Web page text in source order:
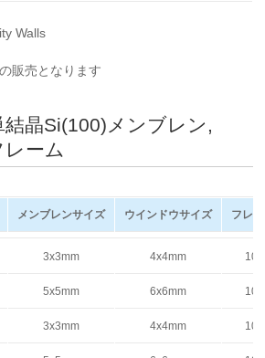
Walls
販売となります
晶Si(100)メンブレン,
ーム
メンブレンサイズ ウインドウサイズ フレ
3x3mm 4x4mm
5x5mm 6x6mm
3x3mm 4x4mm